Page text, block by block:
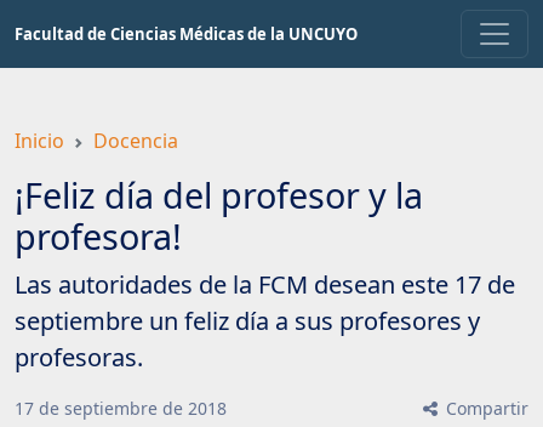
contenido
Facultad de Ciencias Médicas de la UNCUYO
Inicio Docencia
¡Feliz día del profesor y la
profesora!
Las autoridades de la FCM desean este 17 de
septiembre un feliz día a sus profesores y
profesoras.
17 de septiembre de 2018 Compartir